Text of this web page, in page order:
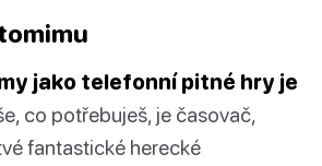
jako telefonní pitné hry je
co potřebuješ, je časovač,
fantastické herecké